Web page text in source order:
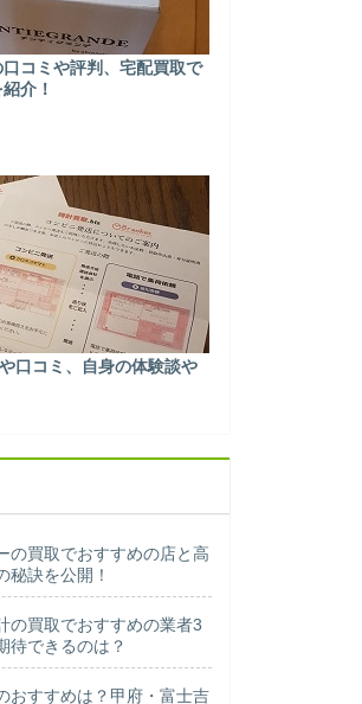
コミや評判、宅配買取で
介！
口コミ、自身の体験談や
の買取でおすすめの店と高
秘訣を公開！
の買取でおすすめの業者3
待できるのは？
おすすめは？甲府・富士吉